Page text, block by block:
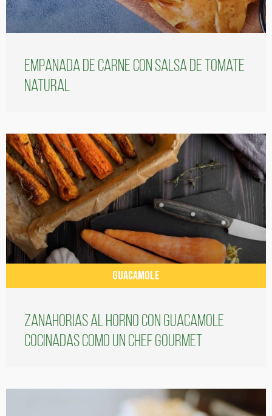
Empanada de carne con salsa de tomate
natural
GUACAMOLE
Zanahorias al horno con guacamole
cocinadas como un chef gourmet